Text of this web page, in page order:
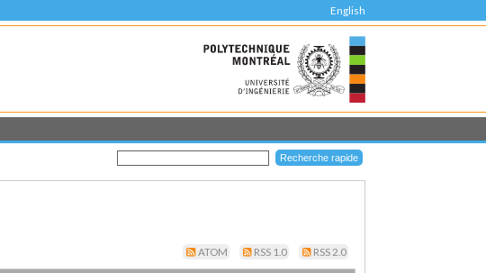
English
ATOM RSS 1.0 RSS 2.0